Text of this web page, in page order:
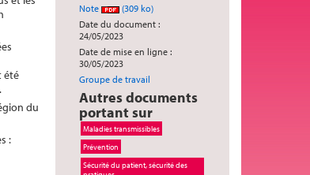
Note
(309 ko)
Date du document :
24/05/2023
Date de mise en ligne :
30/05/2023
Groupe de travail
Autres documents
portant sur
Maladies transmissibles
Prévention
Sécurité du patient, sécurité des
été
du
: